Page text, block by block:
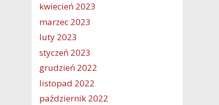
kwiecień 2023
marzec 2023
luty 2023
styczeń 2023
grudzień 2022
listopad 2022
październik 2022